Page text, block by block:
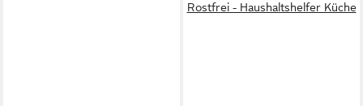
Rostfrei - Haushaltshelfer Küche